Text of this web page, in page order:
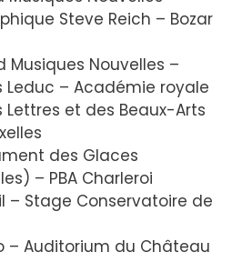
Steve Reich – Bozar
Musiques Nouvelles –
– Académie royale
Lettres et des Beaux-Arts
des Glaces
– PBA Charleroi
– Stage Conservatoire de
– Auditorium du Château